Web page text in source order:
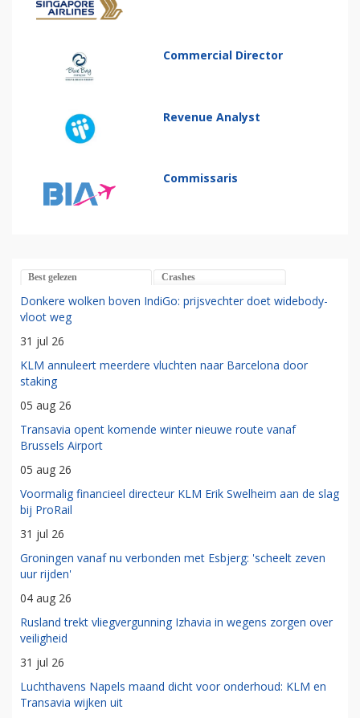
Commercial Director
Revenue Analyst
Commissaris
Best gelezen Crashes
Donkere wolken boven IndiGo: prijsvechter doet widebody-
vloot weg
31 jul 26
KLM annuleert meerdere vluchten naar Barcelona door
staking
05 aug 26
Transavia opent komende winter nieuwe route vanaf
Brussels Airport
05 aug 26
Voormalig financieel directeur KLM Erik Swelheim aan de slag
bij ProRail
31 jul 26
Groningen vanaf nu verbonden met Esbjerg: 'scheelt zeven
uur rijden'
04 aug 26
Rusland trekt vliegvergunning Izhavia in wegens zorgen over
veiligheid
31 jul 26
Luchthavens Napels maand dicht voor onderhoud: KLM en
Transavia wijken uit